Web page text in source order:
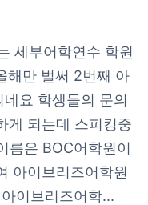
세부어학연수 학원
해만 벌써 2번째 아
요 학생들의 문의
게 되는데 스피킹중
름은 BOC어학원이
아이브리즈어학원
이브리즈어학...